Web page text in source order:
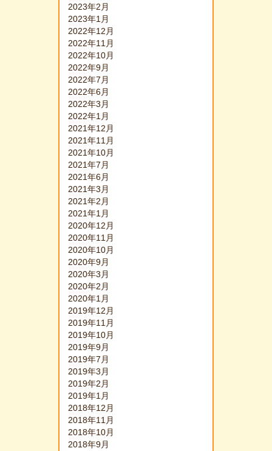
2023年2月
2023年1月
2022年12月
2022年11月
2022年10月
2022年9月
2022年7月
2022年6月
2022年3月
2022年1月
2021年12月
2021年11月
2021年10月
2021年7月
2021年6月
2021年3月
2021年2月
2021年1月
2020年12月
2020年11月
2020年10月
2020年9月
2020年3月
2020年2月
2020年1月
2019年12月
2019年11月
2019年10月
2019年9月
2019年7月
2019年3月
2019年2月
2019年1月
2018年12月
2018年11月
2018年10月
2018年9月